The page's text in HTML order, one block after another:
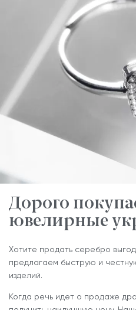
Дорого
ювелирные
Хотите продать серебро
предлагаем быструю и
изделий.
Когда речь идет о продаже